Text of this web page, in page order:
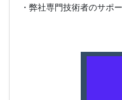
・弊社専門技術者のサポ